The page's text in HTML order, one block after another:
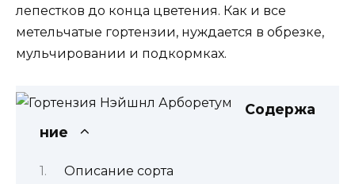
лепестков до конца цветения. Как и все
метельчатые гортензии, нуждается в обрезке,
мульчировании и подкормках.
Содержа
ние
Описание сорта